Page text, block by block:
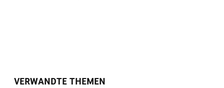
VERWANDTE THEMEN